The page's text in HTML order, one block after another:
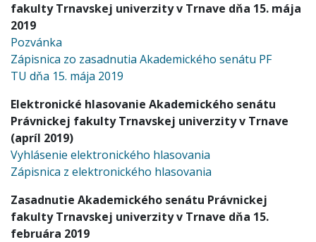
fakulty Trnavskej univerzity v Trnave dňa 15. mája
2019
Pozvánka
Zápisnica zo zasadnutia Akademického senátu PF
TU dňa 15. mája 2019
Elektronické hlasovanie Akademického senátu
Právnickej fakulty Trnavskej univerzity v Trnave
(apríl 2019)
Vyhlásenie elektronického hlasovania
Zápisnica z elektronického hlasovania
Zasadnutie Akademického senátu Právnickej
fakulty Trnavskej univerzity v Trnave dňa 15.
februára 2019